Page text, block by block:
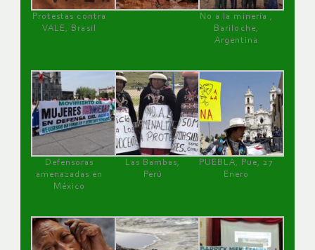
Protestas contra
VALE, Brasil
No a la minería ,
Bariloche,
Argentina
Defensoras
amenazadas en
México
Las Bambas,
Perú
PUEBLA, Pue, 27
Enero